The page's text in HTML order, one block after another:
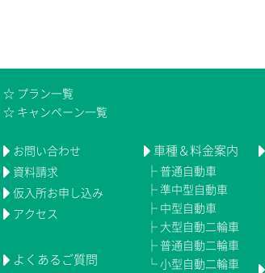
☆ プラン一覧
☆ キャンペーン一覧
お問い合わせ
資料請求
仮入所お申し込み
アクセス
よくあるご質問
車種＆料金案内
├普通自動車
├準中型自動車
├ 中型自動車
├ 大型自動二輪車
├普通自動二輪車
└小型自動二輪車